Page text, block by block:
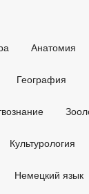
Анатомия
География
Культурология
Немецкий язык